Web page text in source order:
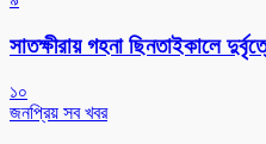
সাতক্ষীরায় গহনা ছিনতাইকালে
১০
জনপ্রিয় সব খবর